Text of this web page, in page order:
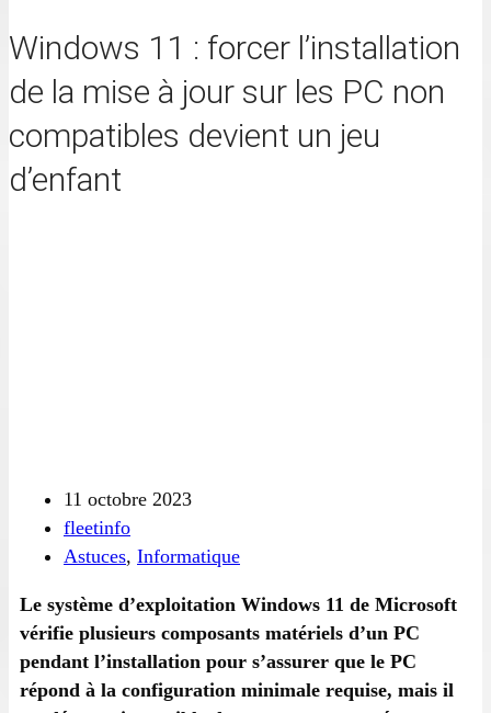
Windows 11 : forcer l’installation
de la mise à jour sur les PC non
compatibles devient un jeu
d’enfant
11 octobre 2023
fleetinfo
Astuces, Informatique
Le système d’exploitation Windows 11 de Microsoft
vérifie plusieurs composants matériels d’un PC
pendant l’installation pour s’assurer que le PC
répond à la configuration minimale requise, mais il